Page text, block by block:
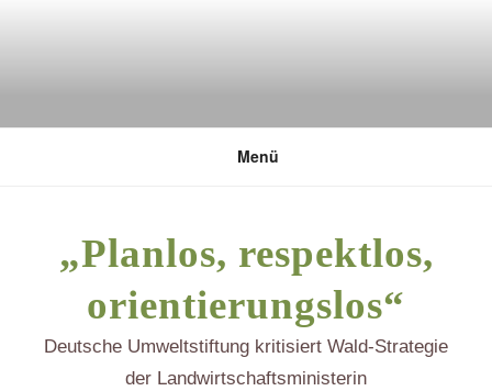
DEUTSCHE UMWELTSTIFTUNG
Menü
„Planlos, respektlos,
orientierungslos“
Deutsche Umweltstiftung kritisiert Wald-Strategie
der Landwirtschaftsministerin